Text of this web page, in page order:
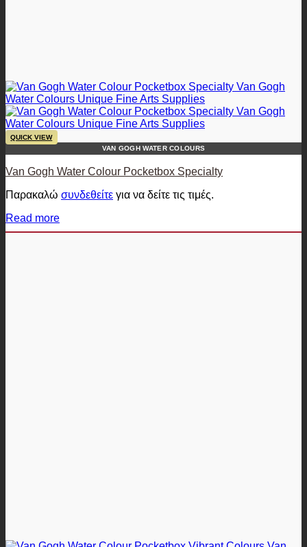
QUICK VIEW
VAN GOGH WATER COLOURS
Van Gogh Water Colour Pocketbox Specialty
Παρακαλώ συνδεθείτε για να δείτε τις τιμές.
Read more